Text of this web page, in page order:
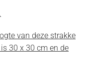
van deze strakke
30 x 30 cm en de